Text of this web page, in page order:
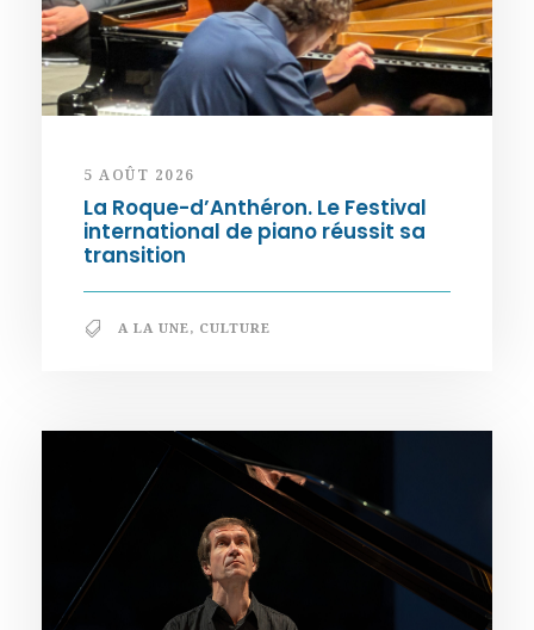
5 AOÛT 2026
La Roque-d’Anthéron. Le Festival
international de piano réussit sa
transition
A LA UNE, CULTURE